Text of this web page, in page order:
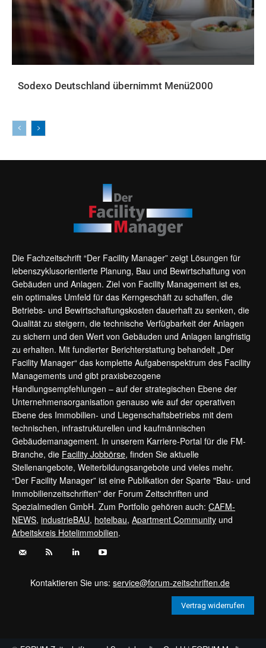
Sodexo Deutschland übernimmt Menü2000
Die Fachzeitschrift “Der Facility Manager” zeigt Lösungen für
lebenszyklusorientierte Planung, Bau und Bewirtschaftung von
Gebäuden und Anlagen. Ziel von Facility Management ist es,
ein optimales Umfeld für das Kerngeschäft zu schaffen, die
Betriebs- und Bewirtschaftungskosten dauerhaft zu senken, die
Qualität zu steigern, die technische Verfügbarkeit der Anlagen
zu sichern und den Wert von Gebäuden und Anlagen langfristig
zu erhalten. Mit fundierter Berichterstattung behandelt „Der
Facility Manager“ das komplette Aufgabenspektrum des Facility
Managements und gibt praxisbezogene
Handlungsempfehlungen – auf der strategischen Ebene der
Unternehmensorganisation genauso wie auf der operativen
Ebene des Immobilien- und Liegenschaftsbetriebs mit dem
technischen, infrastrukturellen und kaufmännischen
Gebäudemanagement. In unserem Karriere-Portal für die FM-
Branche, die Facility Jobbörse, finden Sie aktuelle
Stellenangebote, Weiterbildungsangebote und vieles mehr.
“Der Facility Manager” ist eine Publikation der Sparte "Bau- und
Immobilienzeitschriften" der Forum Zeitschriften und
Spezialmedien GmbH. Zum Portfolio gehören auch: CAFM-
NEWS, industrieBAU, hotelbau, Apartment Community und
Arbeitskreis Hotelimmobilien.
Kontaktieren Sie uns:service@forum-zeitschriften.de
Vertrag widerrufen